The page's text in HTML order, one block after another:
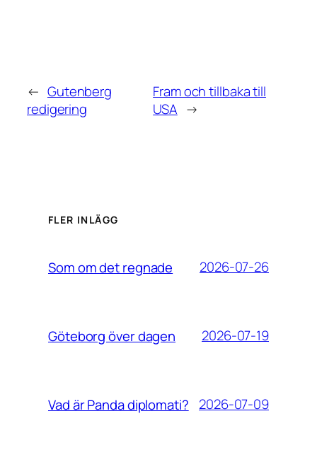
← Gutenberg
redigering
Fram och tillbaka till
USA →
FLER INLÄGG
Som om det regnade 2026-07-26
Göteborg över dagen 2026-07-19
Vad är Panda diplomati? 2026-07-09